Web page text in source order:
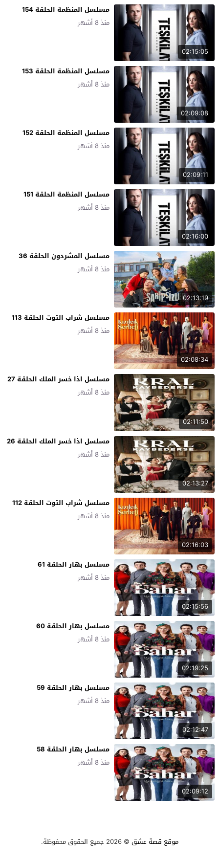
02:15:05
مسلسل المنظمة الحلقة 154
منذ 8 أشهر
02:09:08
مسلسل المنظمة الحلقة 153
منذ 8 أشهر
02:09:11
مسلسل المنظمة الحلقة 152
منذ 8 أشهر
02:16:00
مسلسل المنظمة الحلقة 151
منذ 8 أشهر
02:13:19
مسلسل المشردون الحلقة 36
منذ 8 أشهر
02:08:34
مسلسل شراب التوت الحلقة 113
منذ 8 أشهر
02:11:50
مسلسل اذا خسر الملك الحلقة 27
منذ 8 أشهر
02:13:27
مسلسل اذا خسر الملك الحلقة 26
منذ 8 أشهر
02:16:03
مسلسل شراب التوت الحلقة 112
منذ 8 أشهر
02:15:56
مسلسل بهار الحلقة 61
منذ 8 أشهر
02:19:25
مسلسل بهار الحلقة 60
منذ 8 أشهر
02:12:47
مسلسل بهار الحلقة 59
منذ 8 أشهر
02:09:12
مسلسل بهار الحلقة 58
منذ 8 أشهر
موقع قصة عشق © 2026 جميع الحقوق محفوظة.